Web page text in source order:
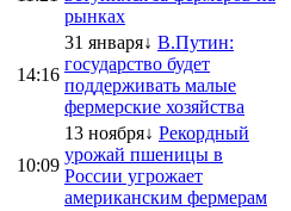
рынках
14:16
31 января↓ В.Путин:
государство будет
поддерживать малые
фермерские хозяйства
10:09
13 ноября↓ Рекордный
урожай пшеницы в
России угрожает
американским фермерам